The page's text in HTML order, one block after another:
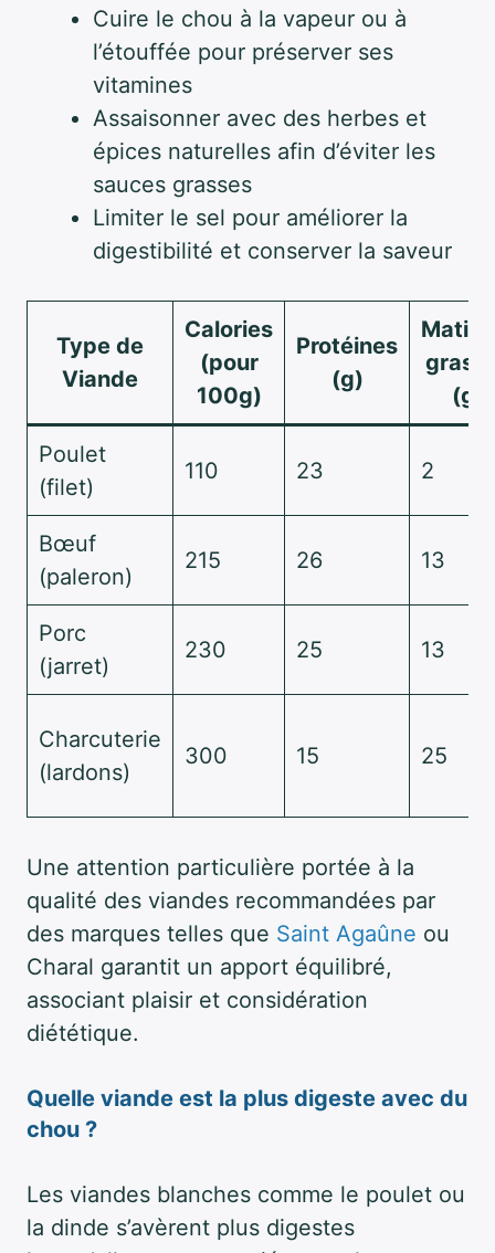
Cuire le chou à la vapeur ou à
l’étouffée pour préserver ses
vitamines
Assaisonner avec des herbes et
épices naturelles afin d’éviter les
sauces grasses
Limiter le sel pour améliorer la
digestibilité et conserver la saveur
Type de
Viande
Calories
(pour
100g)
Protéines
(g)
(g)
Poulet
(filet)
110 23 2
Bœuf
(paleron)
215 26 13
Porc
(jarret)
230 25 13
Charcuterie
(lardons)
300 15 25
Une attention particulière portée à la
qualité des viandes recommandées par
des marques telles que Saint Agaûne ou
Charal garantit un apport équilibré,
associant plaisir et considération
diététique.
Quelle viande est la plus digeste avec du
chou ?
Les viandes blanches comme le poulet ou
la dinde s’avèrent plus digestes